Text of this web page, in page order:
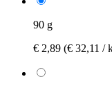
90 g
€ 2,89 (€ 32,11 /